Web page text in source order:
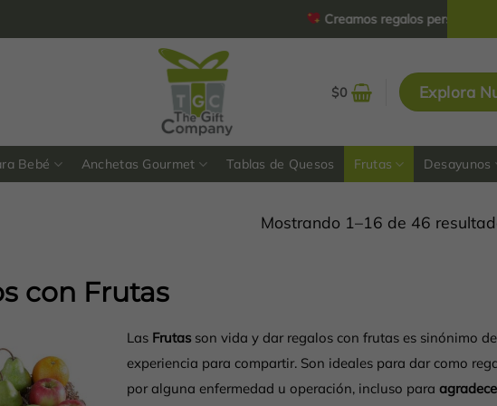
Creamos regalos personalizados y
$0 Explora
Bebé Anchetas Gourmet Tablas de Quesos Frutas Desayunos
Mostrando 1–16 de 46
con Frutas
Las Frutasson vida y dar regalos con frutas es sinónimo de
experiencia para compartir. Son ideales para dar como
por alguna enfermedad u operación, incluso para